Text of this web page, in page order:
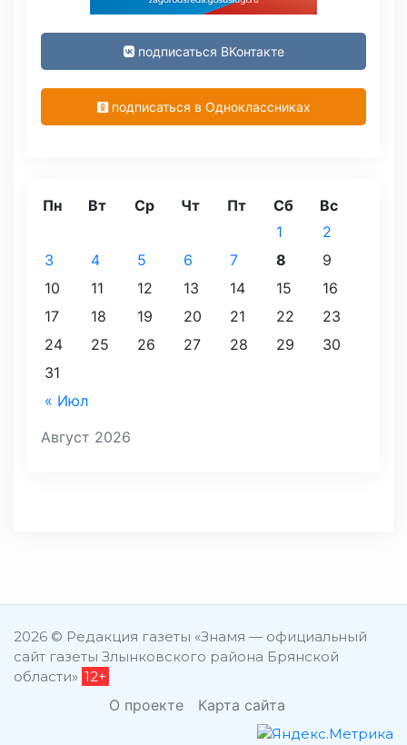
подписаться ВКонтакте
подписаться в Одноклассниках
Август 2026
Пн Вт Ср Чт Пт Сб Вс
« Июл
1
2
3
4 5 6 7 8
9
10
11 12 13 14 15
16
17
18 19 20 21 22
23
24
25 26 27 28 29
30
31
2026 © Редакция газеты «Знамя — официальный
сайт газеты Злынковского района Брянской
области» 12+
О проекте Карта сайта